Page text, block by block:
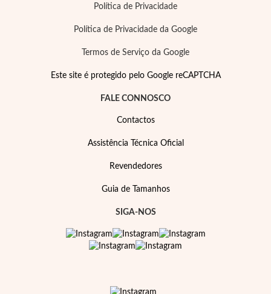
Pérolas
Política de Privacidade
Política de Privacidade da Google
Termos de Serviço da Google
Este site é protegido pelo Google reCAPTCHA
FALE CONNOSCO
Contactos
Assistência Técnica Oficial
Revendedores
Guia de Tamanhos
SIGA-NOS